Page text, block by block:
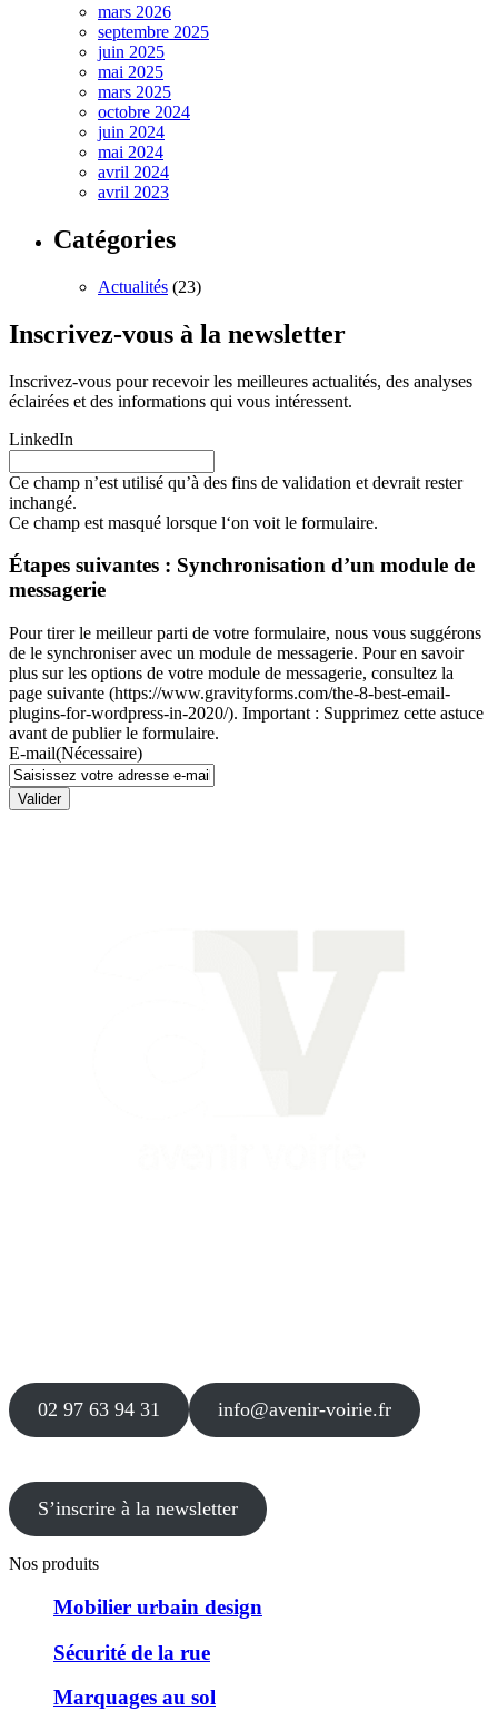
mars 2026
septembre 2025
juin 2025
mai 2025
mars 2025
octobre 2024
juin 2024
mai 2024
avril 2024
avril 2023
Catégories
Actualités (23)
Inscrivez-vous à la newsletter
Inscrivez-vous pour recevoir les meilleures actualités, des analyses
éclairées et des informations qui vous intéressent.
LinkedIn
Ce champ n’est utilisé qu’à des fins de validation et devrait rester
inchangé.
Ce champ est masqué lorsque l‘on voit le formulaire.
Étapes suivantes : Synchronisation d’un module de
messagerie
Pour tirer le meilleur parti de votre formulaire, nous vous suggérons
de le synchroniser avec un module de messagerie. Pour en savoir
plus sur les options de votre module de messagerie, consultez la
page suivante (https://www.gravityforms.com/the-8-best-email-
plugins-for-wordpress-in-2020/). Important : Supprimez cette astuce
avant de publier le formulaire.
E-mail(Nécessaire)
Valider
02 97 63 94 31 info@avenir-voirie.fr
S’inscrire à la newsletter
Nos produits
Mobilier urbain design
Sécurité de la rue
Marquages au sol